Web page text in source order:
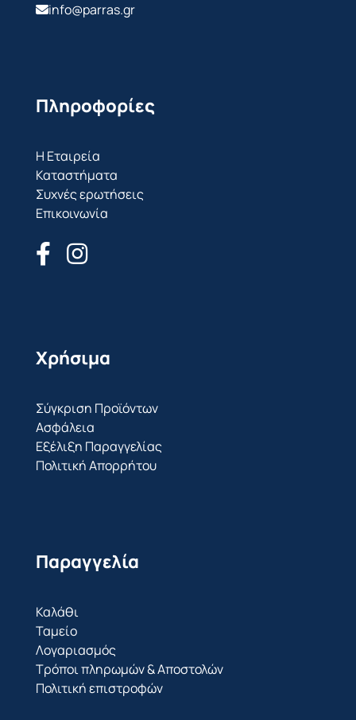
info@parras.gr
Πληροφορίες
Η Εταιρεία
Καταστήματα
Συχνές ερωτήσεις
Επικοινωνία
Χρήσιμα
Σύγκριση Προϊόντων
Ασφάλεια
Εξέλιξη Παραγγελίας
Πολιτική Απορρήτου
Παραγγελία
Καλάθι
Ταμείο
Λογαριασμός
Τρόποι πληρωμών & Αποστολών
Πολιτική επιστροφών